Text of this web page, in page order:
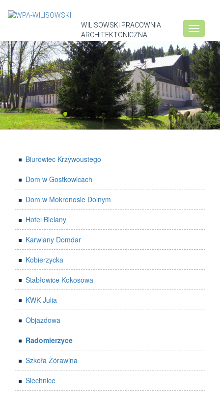
Toggle
WILISOWSKI PRACOWNIA
ARCHITEKTONICZNA
Biurowiec Krzywoustego
Dom w Gostkowicach
Dom w Mokronosie Dolnym
Hotel Bielany
Karwiany Domdar
Kobierzycka
Stabłowice Kokosowa
KWK Julia
Objazdowa
Radomierzyce
Szkoła Żórawina
Siechnice